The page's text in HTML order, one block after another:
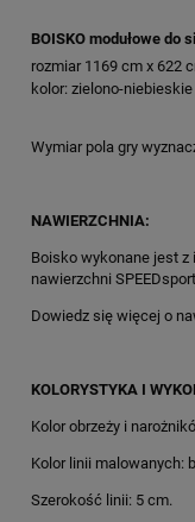
BOISKO modułowe do
rozmiar 1169 cm x 622
kolor: zielono-niebieskie
Wymiar pola gry
NAWIERZCHNIA:
Boisko wykonane jest z
nawierzchni
Dowiedz się więcej o
KOLORYSTYKA I
Kolor obrzeży i
Kolor linii malowanych:
Szerokość linii: 5 cm.